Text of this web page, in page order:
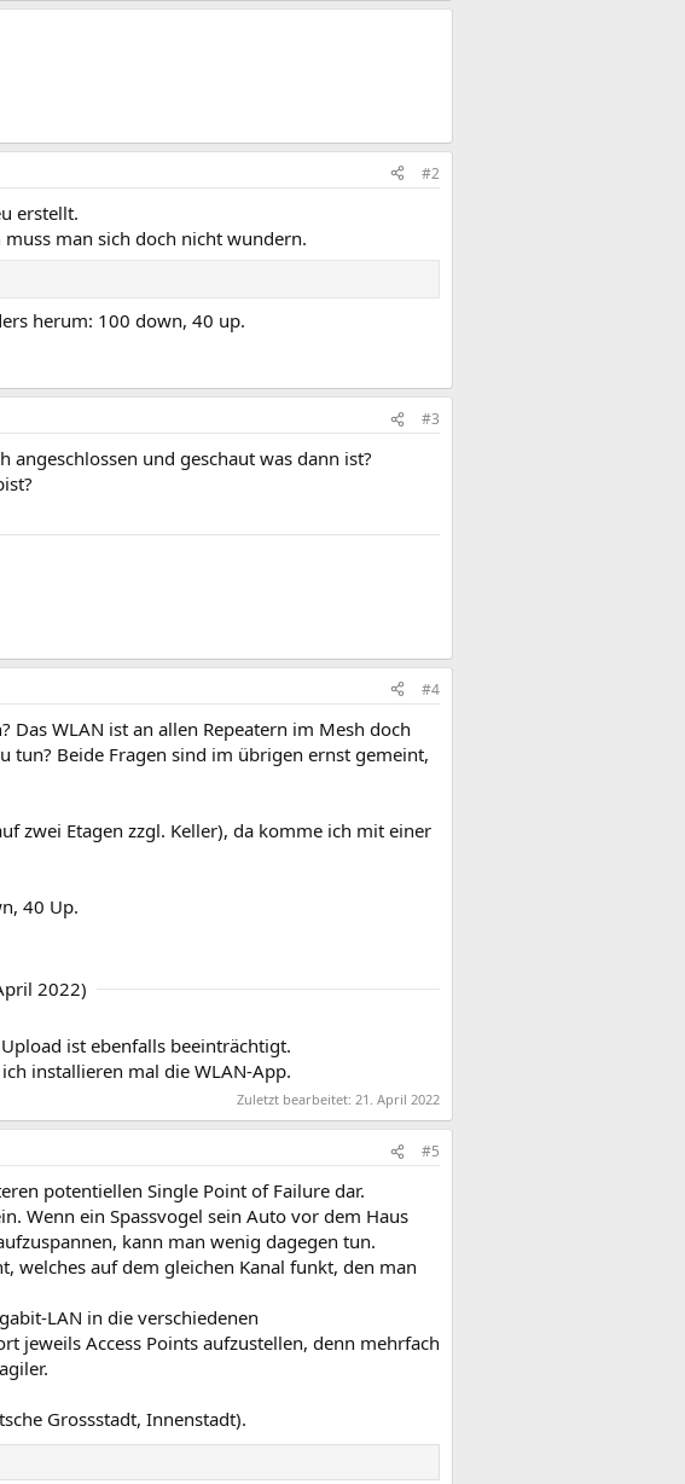
#2
erstellt.
man sich doch nicht wundern.
herum: 100 down, 40 up.
#3
angeschlossen und geschaut was dann ist?
#4
WLAN ist an allen Repeatern im Mesh doch
tun? Beide Fragen sind im übrigen ernst gemeint,
zwei Etagen zzgl. Keller), da komme ich mit einer
40 Up.
2022)
ist ebenfalls beeinträchtigt.
installieren mal die WLAN-App.
Zuletzt bearbeitet: 21. April 2022
#5
potentiellen Single Point of Failure dar.
Wenn ein Spassvogel sein Auto vor dem Haus
kann man wenig dagegen tun.
welches auf dem gleichen Kanal funkt, den man
LAN in die verschiedenen
jeweils Access Points aufzustellen, denn mehrfach
Grossstadt, Innenstadt).